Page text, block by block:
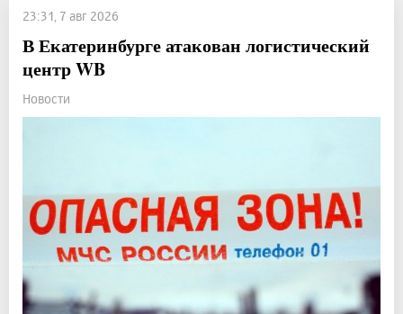
23:31, 7 авг 2026
В Екатеринбурге атакован логистический
центр WB
Новости